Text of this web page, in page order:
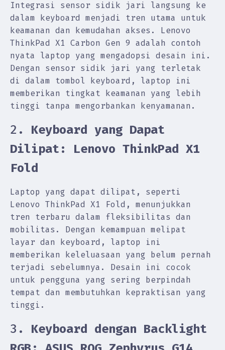
Integrasi sensor sidik jari langsung ke
dalam keyboard menjadi tren utama untuk
keamanan dan kemudahan akses. Lenovo
ThinkPad X1 Carbon Gen 9 adalah contoh
nyata laptop yang mengadopsi desain ini.
Dengan sensor sidik jari yang terletak
di dalam tombol keyboard, laptop ini
memberikan tingkat keamanan yang lebih
tinggi tanpa mengorbankan kenyamanan.
2. Keyboard yang Dapat
Dilipat: Lenovo ThinkPad X1
Fold
Laptop yang dapat dilipat, seperti
Lenovo ThinkPad X1 Fold, menunjukkan
tren terbaru dalam fleksibilitas dan
mobilitas. Dengan kemampuan melipat
layar dan keyboard, laptop ini
memberikan keleluasaan yang belum pernah
terjadi sebelumnya. Desain ini cocok
untuk pengguna yang sering berpindah
tempat dan membutuhkan kepraktisan yang
tinggi.
3. Keyboard dengan Backlight